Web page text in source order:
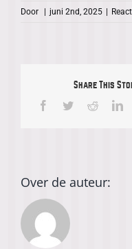
Door | juni 2nd, 2025 |
Share This
Facebook
TwitterReddit
Over de auteur: